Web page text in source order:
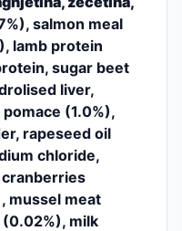
salmon meal
lamb protein
sugar beet
liver,
(1.0%),
rapeseed oil
chloride,
mussel meat
milk